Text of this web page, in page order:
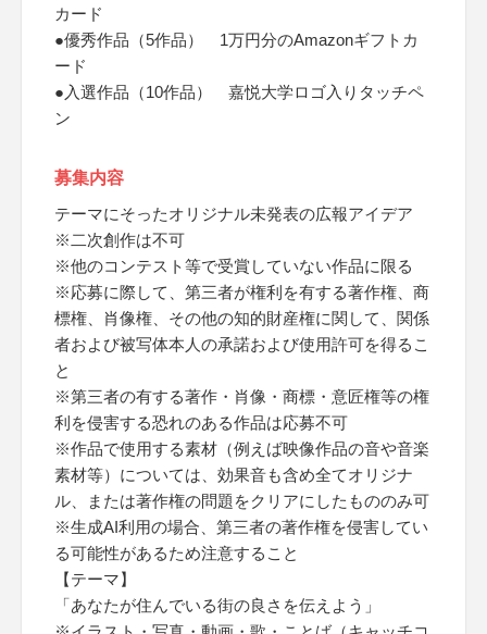
カード
●優秀作品（5作品） 1万円分のAmazonギフトカ
ード
●入選作品（10作品） 嘉悦大学ロゴ入りタッチペ
ン
募集内容
テーマにそったオリジナル未発表の広報アイデア
※二次創作は不可
※他のコンテスト等で受賞していない作品に限る
※応募に際して、第三者が権利を有する著作権、商
標権、肖像権、その他の知的財産権に関して、関係
者および被写体本人の承諾および使用許可を得るこ
と
※第三者の有する著作・肖像・商標・意匠権等の権
利を侵害する恐れのある作品は応募不可
※作品で使用する素材（例えば映像作品の音や音楽
素材等）については、効果音も含め全てオリジナ
ル、または著作権の問題をクリアにしたもののみ可
※生成AI利用の場合、第三者の著作権を侵害してい
る可能性があるため注意すること
【テーマ】
「あなたが住んでいる街の良さを伝えよう」